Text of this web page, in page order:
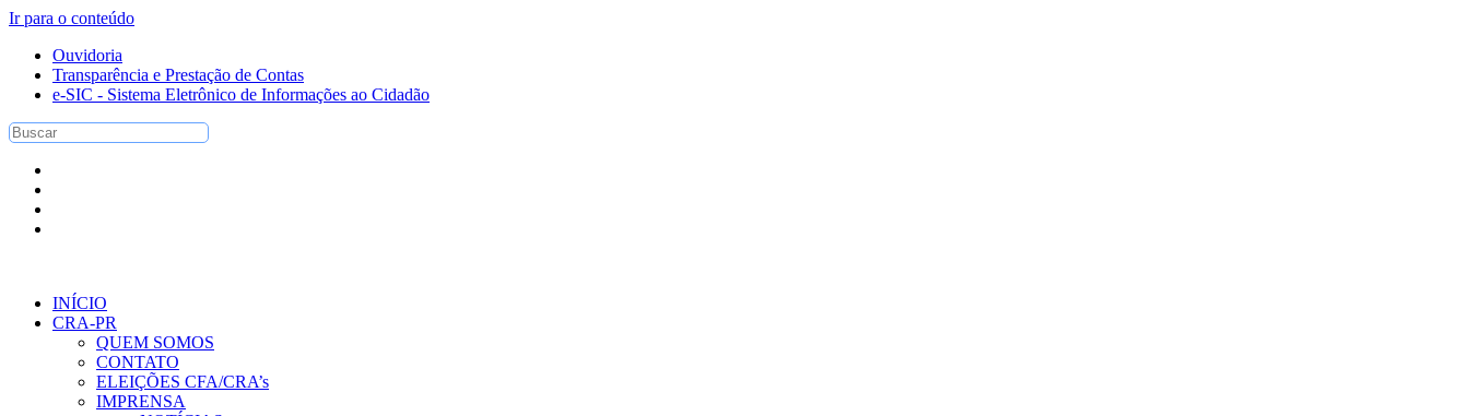
Ir para o conteúdo
Ouvidoria
Transparência e Prestação de Contas
e-SIC - Sistema Eletrônico de Informações ao Cidadão
INÍCIO
CRA-PR
QUEM SOMOS
CONTATO
ELEIÇÕES CFA/CRA’s
IMPRENSA